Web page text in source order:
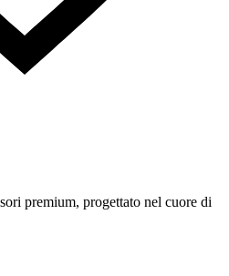
premium, progettato nel cuore di